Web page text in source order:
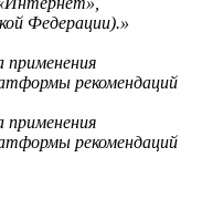
Федерации).»
применения
рекомендаций
применения
рекомендаций